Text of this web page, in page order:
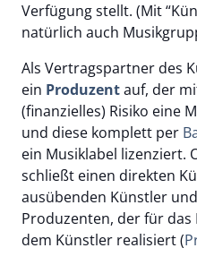
Verfügung stellt. (Mit
natürlich auch
Als Vertragspartner des
ein Produzentauf, der
(finanzielles) Risiko eine
und diese komplett per
ein Musiklabel lizenziert.
schließt einen direkten
ausübenden Künstler
Produzenten, der für
dem Künstler realisiert (